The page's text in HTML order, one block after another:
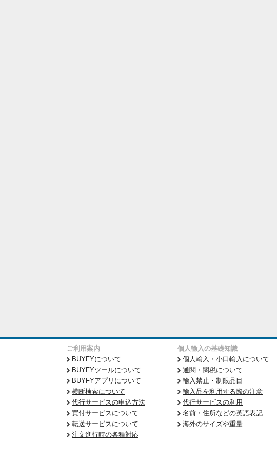
ご利用案内
BUYFYについて
BUYFYツールについて
BUYFYアプリについて
横断検索について
代行サービスの申込方法
買付サービスについて
転送サービスについて
注文進行時の各種対応
個人輸入の基礎知識
個人輸入・小口輸入について
通関・関税について
輸入禁止・制限品目
輸入品を利用する際の注意
代行サービスの利用
名前・住所などの英語表記
海外のサイズや重量